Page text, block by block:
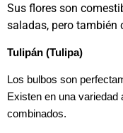
Sus flores son
saladas, pero también
Tulipán (Tulipa)
Los bulbos son
Existen en una
combinados.